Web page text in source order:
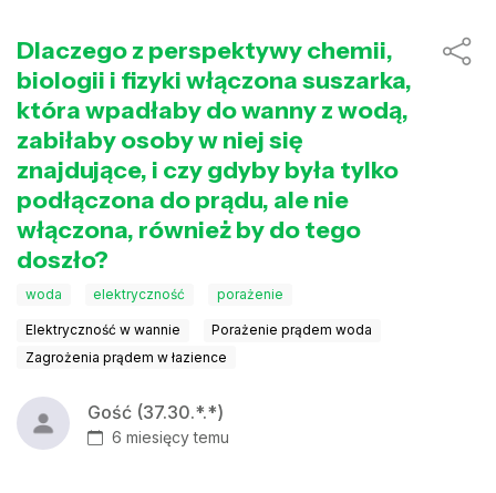
Dlaczego z perspektywy chemii,
biologii i fizyki włączona suszarka,
która wpadłaby do wanny z wodą,
zabiłaby osoby w niej się
znajdujące, i czy gdyby była tylko
podłączona do prądu, ale nie
włączona, również by do tego
doszło?
woda elektryczność porażenie
Elektryczność w wannie
Porażenie prądem woda
Zagrożenia prądem w łazience
Gość (37.30.*.*)
6 miesięcy temu